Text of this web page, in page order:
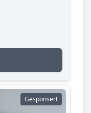
Gesponsert